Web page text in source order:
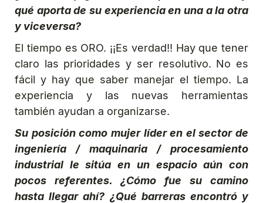
qué aporta de su experiencia en una a la otra
y viceversa?
El tiempo es ORO. ¡¡Es verdad!! Hay que tener
claro las prioridades y ser resolutivo. No es
fácil y hay que saber manejar el tiempo. La
experiencia y las nuevas herramientas
también ayudan a organizarse.
Su posición como mujer líder en el sector de
ingeniería / maquinaria / procesamiento
industrial le sitúa en un espacio aún con
pocos referentes. ¿Cómo fue su camino
hasta llegar ahí? ¿Qué barreras encontró y